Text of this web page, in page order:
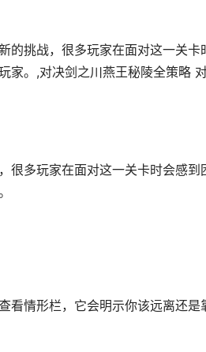
的挑战，很多玩家在面对这一关
家。,对决剑之川燕王秘陵全策略
很多玩家在面对这一关卡时会感到
看情形栏，它会明示你该远离还是